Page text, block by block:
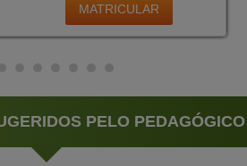
MATRICULAR
PELO PEDAGÓGICO